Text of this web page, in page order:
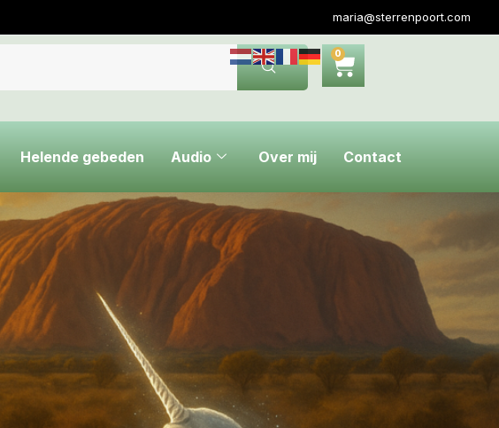
maria@sterrenpoort.com
0
Helende gebeden Audio Over mij Contact